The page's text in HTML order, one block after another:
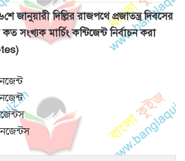
জানুয়ারী দিল্লির রাজপথে প্রজাতন্ত্র দিবসের
সংখ্যক মার্চিং কন্টিজেন্ট নির্বাচন করা